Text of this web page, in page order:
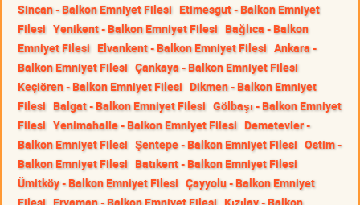
Sincan - Balkon Emniyet Filesi Etimesgut - Balkon Emniyet
Filesi Yenikent - Balkon Emniyet Filesi Bağlıca - Balkon
Emniyet Filesi Elvankent - Balkon Emniyet Filesi Ankara -
Balkon Emniyet Filesi Çankaya - Balkon Emniyet Filesi
Keçiören - Balkon Emniyet Filesi Dikmen - Balkon Emniyet
Filesi Balgat - Balkon Emniyet Filesi Gölbaşı - Balkon Emniyet
Filesi Yenimahalle - Balkon Emniyet Filesi Demetevler -
Balkon Emniyet Filesi Şentepe - Balkon Emniyet Filesi Ostim -
Balkon Emniyet Filesi Batıkent - Balkon Emniyet Filesi
Ümitköy - Balkon Emniyet Filesi Çayyolu - Balkon Emniyet
Filesi Eryaman - Balkon Emniyet Filesi Kızılay - Balkon